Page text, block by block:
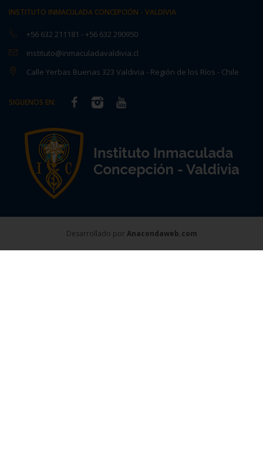
INSTITUTO INMACULADA CONCEPCIÓN - VALDIVIA
+56 632 211181 -+56 632 290950
instituto@inmaculadavaldivia.cl
Calle Yerbas Buenas 323 Valdivia - Región de los Ríos - Chile
SIGUENOS EN:
Desarrollado por Anacondaweb.com